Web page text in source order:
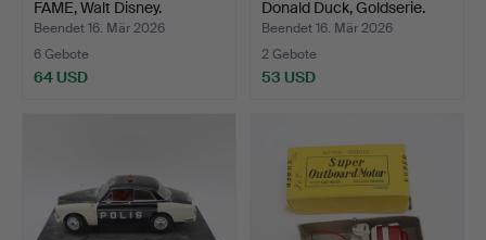
FAME, Walt Disney.
Beendet 16. Mär 2026
6 Gebote
64 USD
Donald Duck, Goldserie.
Beendet 16. Mär 2026
2 Gebote
53 USD